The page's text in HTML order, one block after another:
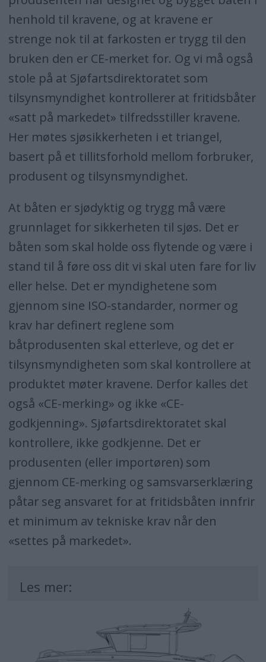
henhold til kravene, og at kravene er
strenge nok til at farkosten er trygg til den
bruken den er CE-merket for. Og vi må også
stole på at Sjøfartsdirektoratet som
tilsynsmyndighet kontrollerer at fritidsbåter
«satt på markedet» tilfredsstiller kravene.
Her møtes sjøsikkerheten i et triangel,
basert på et tillitsforhold mellom forbruker,
produsent og tilsynsmyndighet.
At båten er sjødyktig og trygg må være
grunnlaget for sikkerheten til sjøs. Det er
båten som skal holde oss flytende og være i
stand til å føre oss dit vi skal uten fare for liv
eller helse. Det er myndighetene som
gjennom sine ISO-standarder, normer og
krav har definert reglene som
båtprodusenten skal etterleve, og det er
tilsynsmyndigheten som skal kontrollere at
produktet møter kravene. Derfor kalles det
også «CE-merking» og ikke «CE-
godkjenning». Sjøfartsdirektoratet skal
kontrollere, ikke godkjenne. Det er
produsenten (eller importøren) som
gjennom CE-merking og samsvarserklæring
påtar seg ansvaret for at fritidsbåten innfrir
et minimum av tekniske krav når den
«settes på markedet».
Les mer: